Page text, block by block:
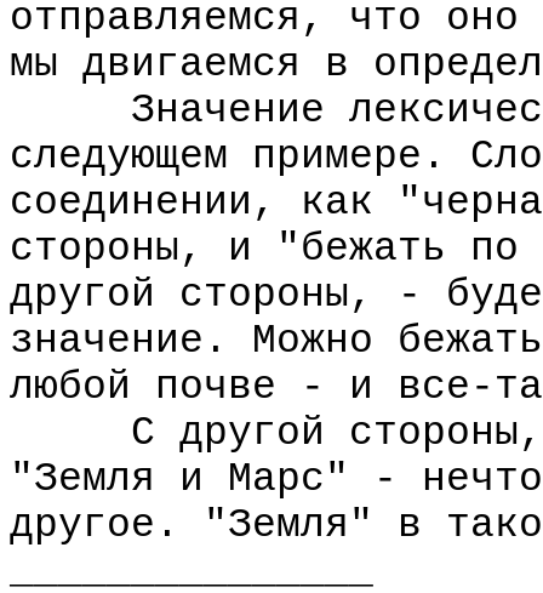
отправляемся, что
мы двигаемся в
Значение
следующем примере.
соединении, как
стороны, и "бежать
другой стороны, -
значение. Можно
любой почве - и все-
С другой стороны,
"Земля и Марс" -
другое. "Земля" в